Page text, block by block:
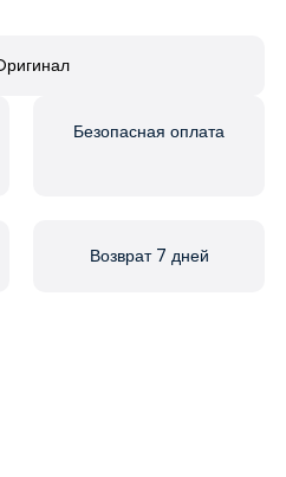
Безопасная оплата
Возврат 7 дней